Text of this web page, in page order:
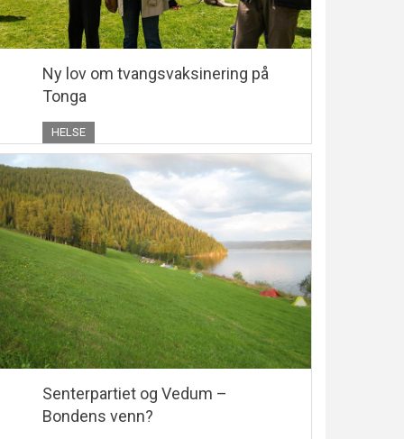
Ny lov om tvangsvaksinering på
Tonga
HELSE
Senterpartiet og Vedum –
Bondens venn?